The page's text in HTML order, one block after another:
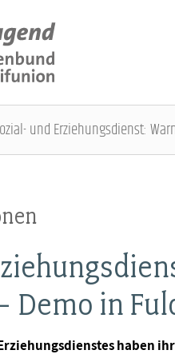
und Erziehungsdienst:
Demo in
haben